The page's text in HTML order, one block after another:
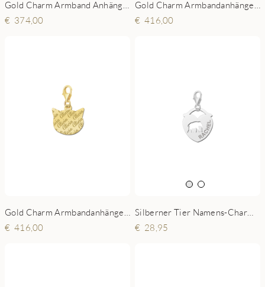
374,00
416,00
416,00
Silberner Tier Namens-Charms-Anhänger Herz Elefant
28,95